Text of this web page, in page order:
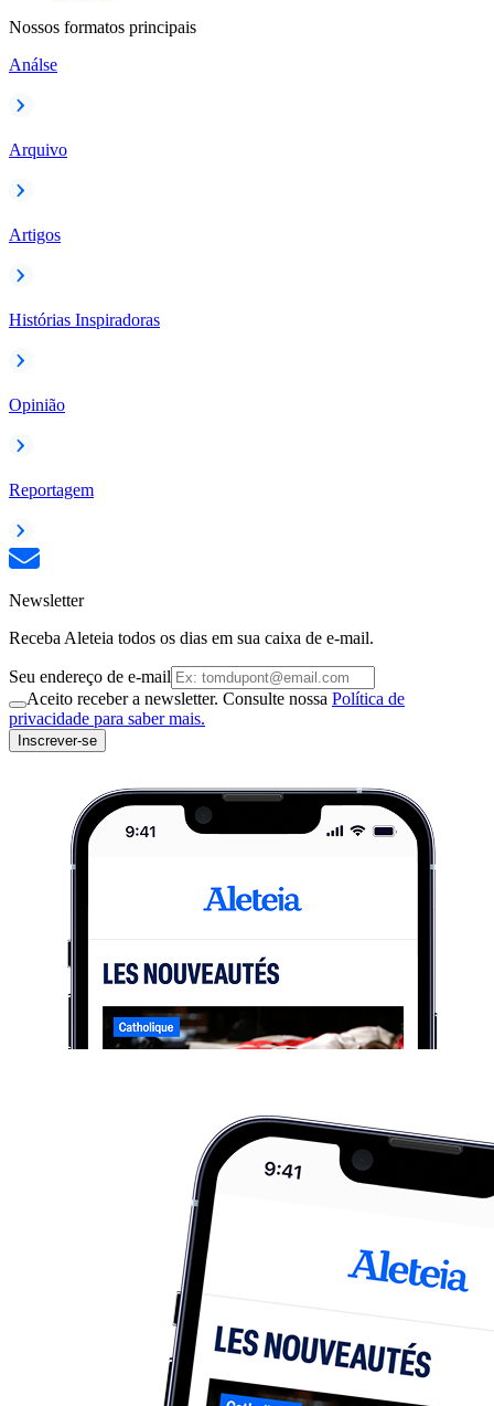
Nossos formatos principais
Análse
Arquivo
Artigos
Histórias Inspiradoras
Opinião
Reportagem
Newsletter
Receba Aleteia todos os dias em sua caixa de e-mail.
Seu endereço de e-mail
Aceito receber a newsletter. Consulte nossa Política de
privacidade para saber mais.
Inscrever-se